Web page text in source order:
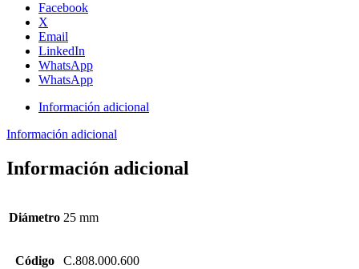
Facebook
X
Email
LinkedIn
WhatsApp
WhatsApp
Información adicional
Información adicional
Información adicional
Diámetro 25 mm
Código C.808.000.600